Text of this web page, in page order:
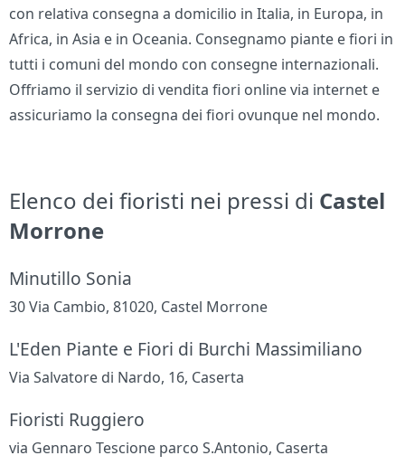
con relativa consegna a domicilio in Italia, in Europa, in
Africa, in Asia e in Oceania. Consegnamo piante e fiori in
tutti i comuni del mondo con consegne internazionali.
Offriamo il servizio di vendita fiori online via internet e
assicuriamo la consegna dei fiori ovunque nel mondo.
Elenco dei fioristi nei pressi di Castel
Morrone
Minutillo Sonia
30 Via Cambio, 81020, Castel Morrone
L'Eden Piante e Fiori di Burchi Massimiliano
Via Salvatore di Nardo, 16, Caserta
Fioristi Ruggiero
via Gennaro Tescione parco S.Antonio, Caserta